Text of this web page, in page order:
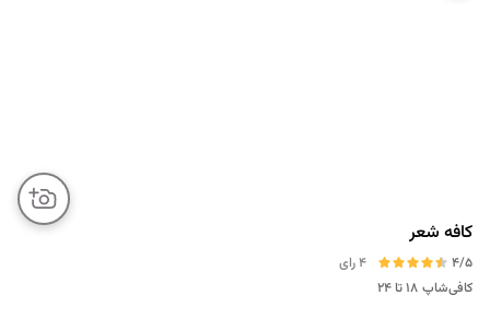
کافه شعر
4/5
4 رای
کافی‌شاپ ۱۸ تا ۲۴